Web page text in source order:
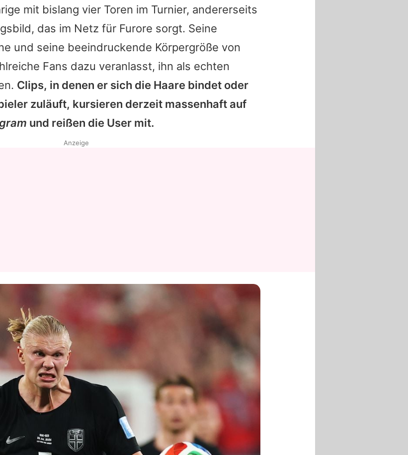
App runterladen
Team
Redaktionelle Richtlinien
Impressum
Datenschutzerklärung
Nutzungsbedingungen
mit bislang vier Toren im Turnier, andererseits
das im Netz für Furore sorgt. Seine
und seine beeindruckende Körpergröße von
Fans dazu veranlasst, ihn als echten
Clips, in denen er sich die Haare bindet oder
zuläuft, kursieren derzeit massenhaft auf
und reißen die User mit.
Anzeige